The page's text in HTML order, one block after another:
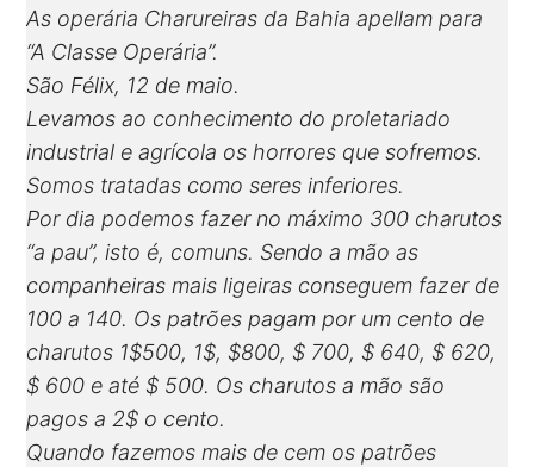
As operária Charureiras da Bahia apellam para
“A Classe Operária”.
São Félix, 12 de maio.
Levamos ao conhecimento do proletariado
industrial e agrícola os horrores que sofremos.
Somos tratadas como seres inferiores.
Por dia podemos fazer no máximo 300 charutos
“a pau”, isto é, comuns. Sendo a mão as
companheiras mais ligeiras conseguem fazer de
100 a 140. Os patrões pagam por um cento de
charutos 1$500, 1$, $800, $ 700, $ 640, $ 620,
$ 600 e até $ 500. Os charutos a mão são
pagos a 2$ o cento.
Quando fazemos mais de cem os patrões